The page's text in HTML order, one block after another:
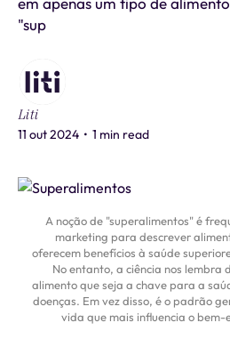
"sup
Liti
11 out 2024 • 1 min read
A noção de "superalimentos" é
marketing para descrever
oferecem benefícios à saúde
No entanto, a ciência nos lembra
alimento que seja a chave para a
doenças. Em vez disso, é o padrão
vida que mais influencia o